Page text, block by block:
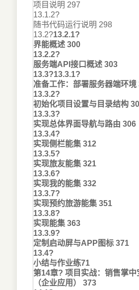
项目说明 297
13.1.2?
随书代码运行说明 298
13.2?13.2.1?
界能概述 300
13.2.2?
服务端API接口概述 303
13.3?13.3.1?
准备工作：部署服务器端环境
13.3.2?
初始化项目设置与目录结构
13.3.3?
实现总体界面导航与路由 306
13.3.4?
实现侧栏能集 312
13.3.5?
实现旅友能集 321
13.3.6?
实现我的能集 332
13.3.7?
实现预约旅游能集 351
13.3.8?
实现能集 363
13.3.9?
定制启动屏与APP图标 371
13.4?
小结与作业练71
第14章? 项目实战：销售掌中
（企业应用） 373